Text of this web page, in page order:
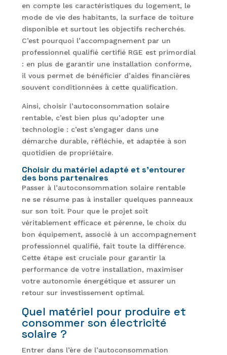
en compte les caractéristiques du logement, le
mode de vie des habitants, la surface de toiture
disponible et surtout les objectifs recherchés.
C’est pourquoi l’accompagnement par un
professionnel qualifié certifié RGE est primordial
: en plus de garantir une installation conforme,
il vous permet de bénéficier d’aides financières
souvent conditionnées à cette qualification.
Ainsi, choisir l’autoconsommation solaire
rentable, c’est bien plus qu’adopter une
technologie : c’est s’engager dans une
démarche durable, réfléchie, et adaptée à son
quotidien de propriétaire.
Choisir du matériel adapté et s’entourer
des bons partenaires
Passer à l’autoconsommation solaire rentable
ne se résume pas à installer quelques panneaux
sur son toit. Pour que le projet soit
véritablement efficace et pérenne, le choix du
bon équipement, associé à un accompagnement
professionnel qualifié, fait toute la différence.
Cette étape est cruciale pour garantir la
performance de votre installation, maximiser
votre autonomie énergétique et assurer un
retour sur investissement optimal.
Quel matériel pour produire et
consommer son électricité
solaire ?
Entrer dans l’ère de l’autoconsommation